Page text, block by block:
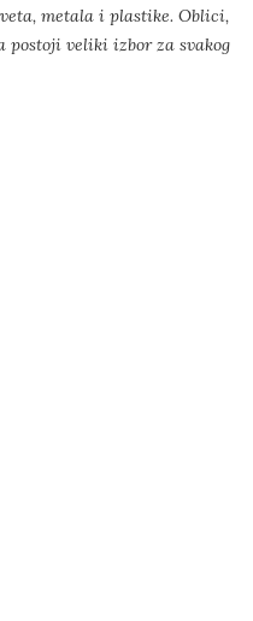
metala i plastike. Oblici,
postoji veliki izbor za svakog